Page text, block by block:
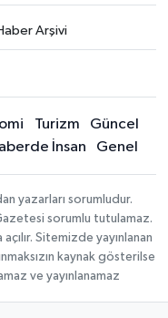
Arşivi
Turizm
Güncel
İnsan Genel
yazarları sorumludur.
sorumlu tutulamaz.
Sitemizde yayınlanan
kaynak gösterilse
ve yayınlanamaz